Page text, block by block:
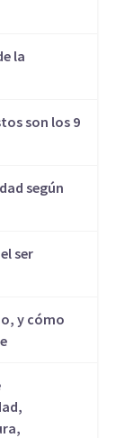
la
son los 9
según
ser
y cómo